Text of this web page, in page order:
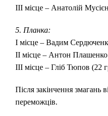
ІІІ місце – Анатолій
5. Планка:
І місце – Вадим
ІІ місце – Антон
ІІІ місце – Гліб Тюпов (22
Після закінчення змагань
переможців.